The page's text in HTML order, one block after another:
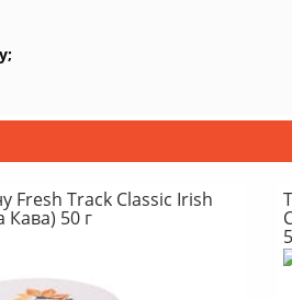
Fresh Track Classic Irish
Кава) 50 г